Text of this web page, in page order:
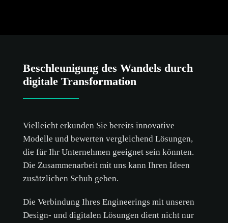
Beschleunigung des Wandels durch
digitale Transformation
Vielleicht erkunden Sie bereits innovative
Modelle und bewerten vergleichend Lösungen,
die für Ihr Unternehmen geeignet sein könnten.
Die Zusammenarbeit mit uns kann Ihren Ideen
zusätzlichen Schub geben.
Die Verbindung Ihres Engineerings mit unseren
Design- und digitalen Lösungen dient nicht nur